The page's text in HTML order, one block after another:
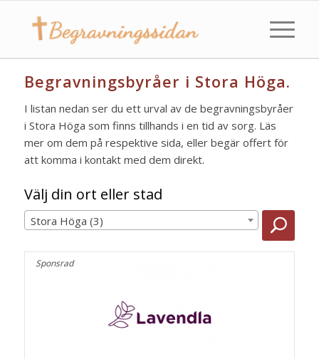
Begravningsbyråer i Stora Höga.
I listan nedan ser du ett urval av de begravningsbyråer
i Stora Höga som finns tillhands i en tid av sorg. Läs
mer om dem på respektive sida, eller begär offert för
att komma i kontakt med dem direkt.
Välj din ort eller stad
Stora Höga (3)
Sponsrad